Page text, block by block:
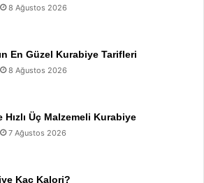
8 Ağustos 2026
En Güzel Kurabiye Tarifleri
8 Ağustos 2026
Hızlı Üç Malzemeli Kurabiye
7 Ağustos 2026
Kaç Kalori?